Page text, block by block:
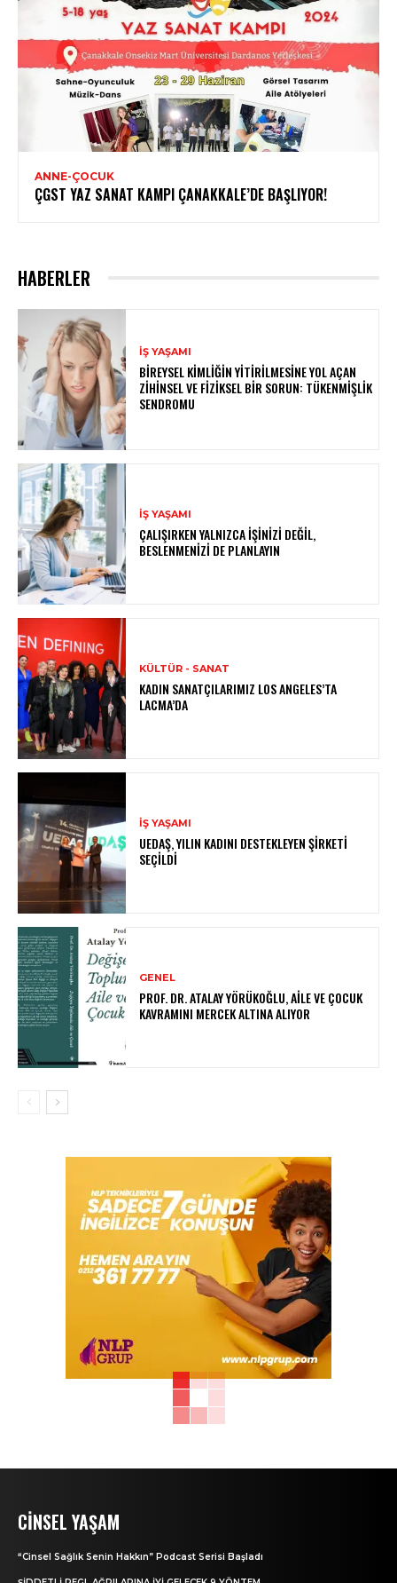
ANNE-ÇOCUK
ÇGST YAZ SANAT KAMPI ÇANAKKALE’DE BAŞLIYOR!
HABERLER
İŞ YAŞAMI
BIREYSEL KIMLIĞIN YITIRILMESINE YOL AÇAN
ZIHINSEL VE FIZIKSEL BIR SORUN: TÜKENMIŞLIK
SENDROMU
İŞ YAŞAMI
ÇALIŞIRKEN YALNIZCA İŞINIZI DEĞIL,
BESLENMENIZI DE PLANLAYIN
KÜLTÜR - SANAT
KADIN SANATÇILARIMIZ LOS ANGELES’TA
LACMA’DA
İŞ YAŞAMI
UEDAŞ, YILIN KADINI DESTEKLEYEN ŞIRKETI
SEÇILDI
GENEL
PROF. DR. ATALAY YÖRÜKOĞLU, AILE VE ÇOCUK
KAVRAMINI MERCEK ALTINA ALIYOR
CINSEL YAŞAM
“Cinsel Sağlık Senin Hakkın” Podcast Serisi Başladı